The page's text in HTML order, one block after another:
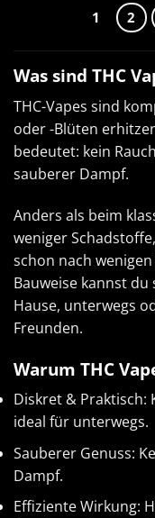
1 2
Was sind THC
THC-Vapes sind
oder -Blüten
bedeutet: kein
sauberer Dampf.
Anders als beim
weniger
schon nach
Bauweise kannst
Hause, unterwegs
Freunden.
Warum THC
Diskret & Praktisch:
ideal für unterwegs.
Sauberer Genuss:
Dampf.
Effiziente Wirkung: